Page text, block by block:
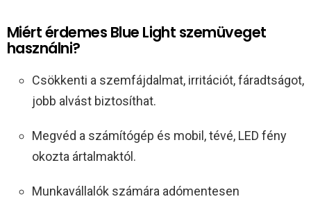
Miért érdemes Blue Light szemüveget
használni?
Csökkenti a szemfájdalmat, irritációt, fáradtságot,
jobb alvást biztosíthat.
Megvéd a számítógép és mobil, tévé, LED fény
okozta ártalmaktól.
Munkavállalók számára adómentesen